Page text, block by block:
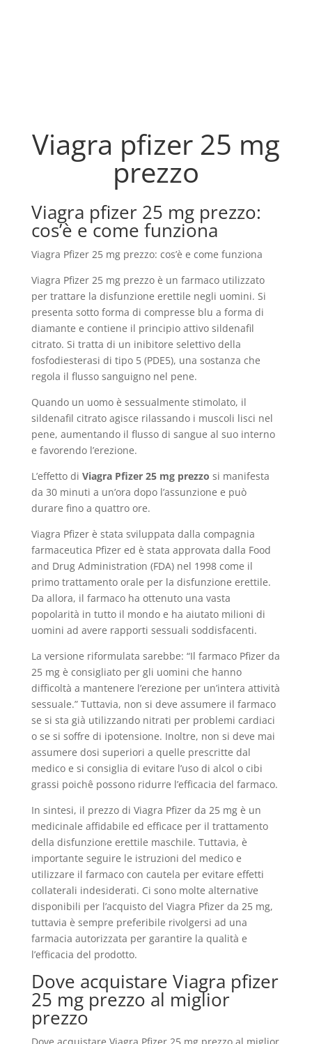
Viagra pfizer 25 mg
prezzo
Viagra pfizer 25 mg prezzo:
cos’è e come funziona
Viagra Pfizer 25 mg prezzo: cos’è e come funziona
Viagra Pfizer 25 mg prezzo è un farmaco utilizzato
per trattare la disfunzione erettile negli uomini. Si
presenta sotto forma di compresse blu a forma di
diamante e contiene il principio attivo sildenafil
citrato. Si tratta di un inibitore selettivo della
fosfodiesterasi di tipo 5 (PDE5), una sostanza che
regola il flusso sanguigno nel pene.
Quando un uomo è sessualmente stimolato, il
sildenafil citrato agisce rilassando i muscoli lisci nel
pene, aumentando il flusso di sangue al suo interno
e favorendo l’erezione.
L’effetto di Viagra Pfizer 25 mg prezzo si manifesta
da 30 minuti a un’ora dopo l’assunzione e può
durare fino a quattro ore.
Viagra Pfizer è stata sviluppata dalla compagnia
farmaceutica Pfizer ed è stata approvata dalla Food
and Drug Administration (FDA) nel 1998 come il
primo trattamento orale per la disfunzione erettile.
Da allora, il farmaco ha ottenuto una vasta
popolarità in tutto il mondo e ha aiutato milioni di
uomini ad avere rapporti sessuali soddisfacenti.
La versione riformulata sarebbe: “Il farmaco Pfizer da
25 mg è consigliato per gli uomini che hanno
difficoltà a mantenere l’erezione per un’intera attività
sessuale.” Tuttavia, non si deve assumere il farmaco
se si sta già utilizzando nitrati per problemi cardiaci
o se si soffre di ipotensione. Inoltre, non si deve mai
assumere dosi superiori a quelle prescritte dal
medico e si consiglia di evitare l’uso di alcol o cibi
grassi poichê possono ridurre l’efficacia del farmaco.
In sintesi, il prezzo di Viagra Pfizer da 25 mg è un
medicinale affidabile ed efficace per il trattamento
della disfunzione erettile maschile. Tuttavia, è
importante seguire le istruzioni del medico e
utilizzare il farmaco con cautela per evitare effetti
collaterali indesiderati. Ci sono molte alternative
disponibili per l’acquisto del Viagra Pfizer da 25 mg,
tuttavia è sempre preferibile rivolgersi ad una
farmacia autorizzata per garantire la qualità e
l’efficacia del prodotto.
Dove acquistare Viagra pfizer
25 mg prezzo al miglior
prezzo